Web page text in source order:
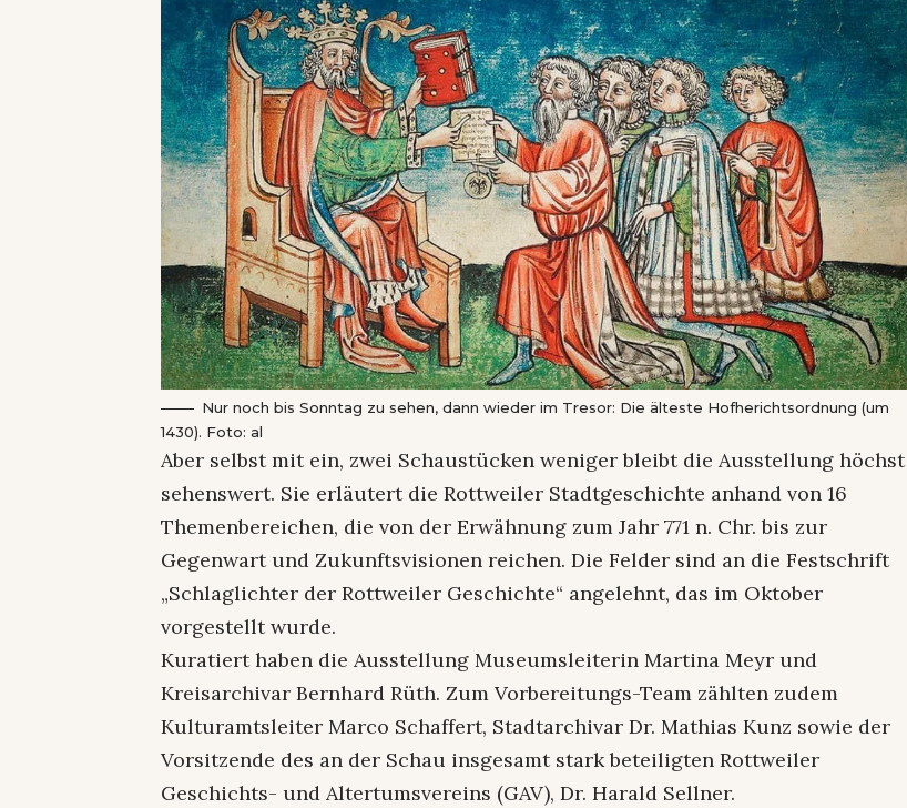
Nur noch bis Sonntag zu sehen, dann wieder im Tresor: Die älteste Hofherichtsordnung (um
1430). Foto: al
Aber selbst mit ein, zwei Schaustücken weniger bleibt die Ausstellung höchst
sehenswert. Sie erläutert die Rottweiler Stadtgeschichte anhand von 16
Themenbereichen, die von der Erwähnung zum Jahr 771 n. Chr. bis zur
Gegenwart und Zukunftsvisionen reichen. Die Felder sind an die Festschrift
„Schlaglichter der Rottweiler Geschichte“ angelehnt, das im Oktober
vorgestellt wurde.
Kuratiert haben die Ausstellung Museumsleiterin Martina Meyr und
Kreisarchivar Bernhard Rüth. Zum Vorbereitungs-Team zählten zudem
Kulturamtsleiter Marco Schaffert, Stadtarchivar Dr. Mathias Kunz sowie der
Vorsitzende des an der Schau insgesamt stark beteiligten Rottweiler
Geschichts- und Altertumsvereins (GAV), Dr. Harald Sellner.